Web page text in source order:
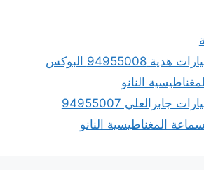
أجهزة تتبع السيارات هدية 94955008 البوكس
النانو
أجهزة تتبع السيارات جابرالعلي 94955007
المغناطيسية النانو